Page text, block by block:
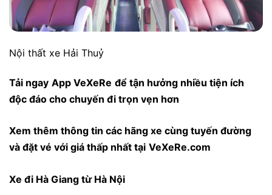
Nội thất xe Hải Thuỷ
Tải ngay App VeXeRe để tận hưởng nhiều tiện ích
độc đáo cho chuyến đi trọn vẹn hơn
Xem thêm thông tin các hãng xe cùng tuyến đường
và đặt vé với giá thấp nhất tại VeXeRe.com
Xe đi Hà Giang từ Hà Nội